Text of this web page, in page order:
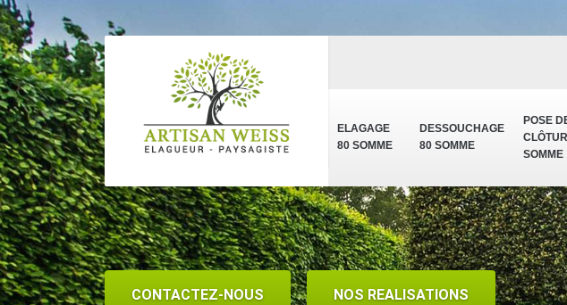
ELAGAGE
80 SOMME
DESSOUCHAGE
80 SOMME
POSE
SOMME
CONTACTEZ-NOUS NOS REALISATIONS